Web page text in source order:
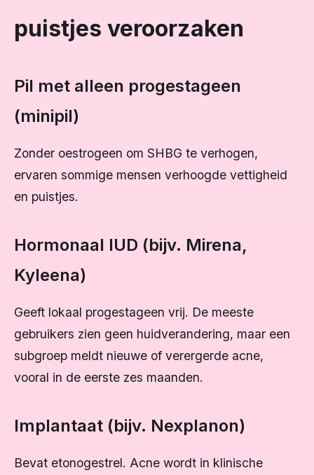
puistjes veroorzaken
Pil met alleen progestageen
(minipil)
Zonder oestrogeen om SHBG te verhogen,
ervaren sommige mensen verhoogde vettigheid
en puistjes.
Hormonaal IUD (bijv. Mirena,
Kyleena)
Geeft lokaal progestageen vrij. De meeste
gebruikers zien geen huidverandering, maar een
subgroep meldt nieuwe of verergerde acne,
vooral in de eerste zes maanden.
Implantaat (bijv. Nexplanon)
Bevat etonogestrel. Acne wordt in klinische